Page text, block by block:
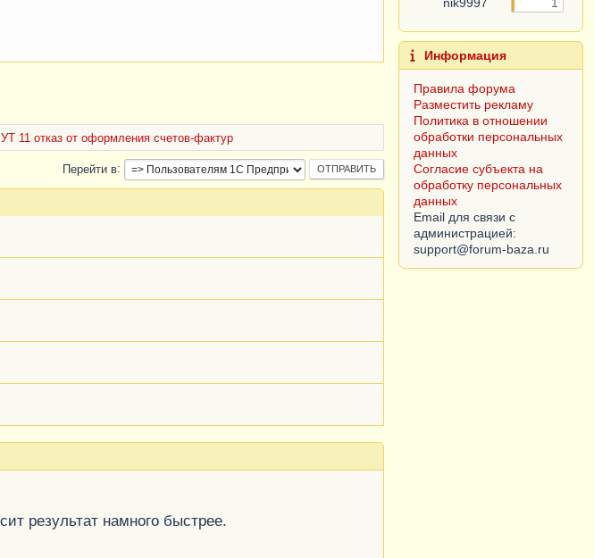
УТ 11 отказ от оформления счетов-фактур
Перейти в
результат намного быстрее.
Информация
Правила форума
Разместить рекламу
Политика в отношении
обработки персональных
данных
Согласие субъекта на
обработку персональных
данных
Email для связи с
администрацией: